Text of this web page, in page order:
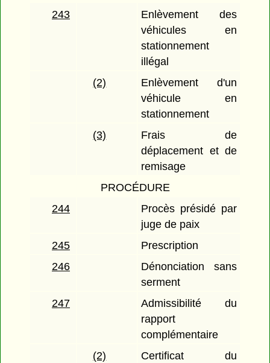
243
Enlèvement des
véhicules en
stationnement
illégal
(2)
Enlèvement d'un
véhicule en
stationnement
(3)
Frais de
déplacement et de
remisage
PROCÉDURE
244
Procès présidé par
juge de paix
245
Prescription
246
Dénonciation sans
serment
247
Admissibilité du
rapport
complémentaire
(2)
Certificat du